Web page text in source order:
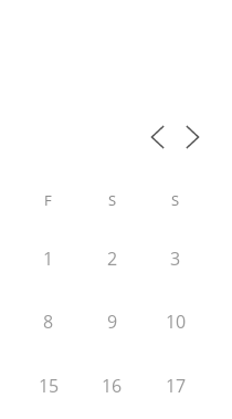
F S S
1 2 3
8 9 10
15 16 17